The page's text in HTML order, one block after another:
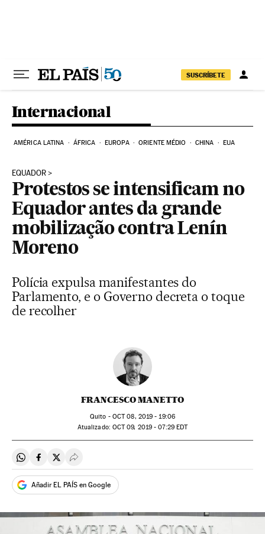
SUSCRÍBETE
Internacional
AMÉRICA LATINA ÁFRICA EUROPA ORIENTE MÉDIO CHINA EUA
EQUADOR
Protestos se intensificam no
Equador antes da grande
mobilização contra Lenín
Moreno
Polícia expulsa manifestantes do
Parlamento, e o Governo decreta o toque
de recolher
FRANCESCO MANETTO
Quito - OCT08, 2019 - 19:06
atualizado: OCT09, 2019 - 07:29EDT
Compartir en Whatsapp
Compartir en Facebook
Compartir en Twitter
Desplegar Redes Sociales
Añadir EL PAÍS en Google